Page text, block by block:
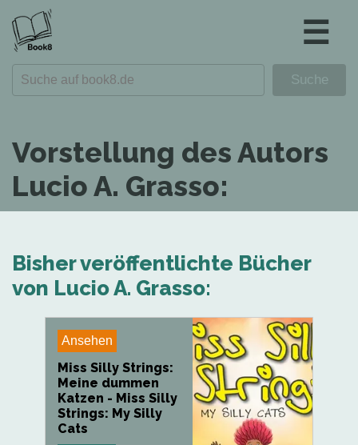
☰
Vorstellung des Autors
Lucio A. Grasso:
Bisher veröffentlichte Bücher
von Lucio A. Grasso:
Ansehen
Miss Silly Strings:
Meine dummen
Katzen - Miss Silly
Strings: My Silly
Cats